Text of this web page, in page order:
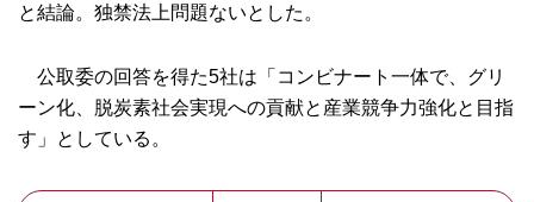
と結論。独禁法上問題ないとした。
公取委の回答を得た5社は「コンビナート一体で、グリ
ーン化、脱炭素社会実現への貢献と産業競争力強化と目指
す」としている。